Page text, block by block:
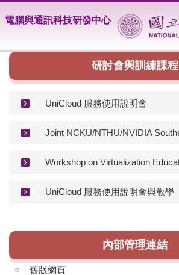
到
內
區
電腦與通訊科技研發中心
研討會與訓練課程
UniCloud 服務使用說明會
UniCloud 服務使用說明會與教學
內部管理連結
舊版網頁